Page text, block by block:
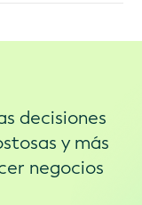
decisiones
y más
negocios